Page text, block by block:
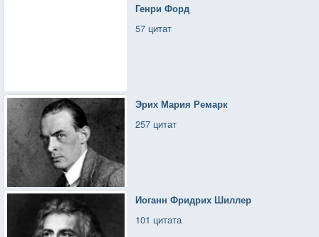
Генри Форд
57 цитат
Эрих Мария Ремарк
257 цитат
Иоганн Фридрих Шиллер
101 цитата